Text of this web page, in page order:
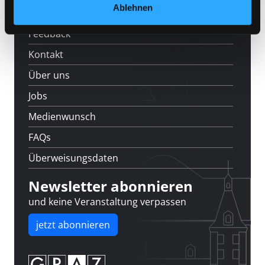
Ablehnen
Feedback
Kontakt
Über uns
Jobs
Medienwunsch
FAQs
Überweisungsdaten
Newsletter abonnieren
und keine Veranstaltung verpassen
jetzt abonnieren